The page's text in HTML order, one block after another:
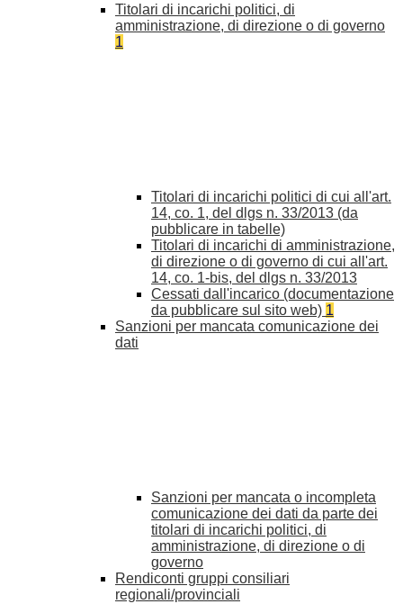
Titolari di incarichi politici, di
amministrazione, di direzione o di governo
1
Titolari di incarichi politici di cui all'art.
14, co. 1, del dlgs n. 33/2013 (da
pubblicare in tabelle)
Titolari di incarichi di amministrazione,
di direzione o di governo di cui all'art.
14, co. 1-bis, del dlgs n. 33/2013
Cessati dall'incarico (documentazione
da pubblicare sul sito web) 1
Sanzioni per mancata comunicazione dei
dati
Sanzioni per mancata o incompleta
comunicazione dei dati da parte dei
titolari di incarichi politici, di
amministrazione, di direzione o di
governo
Rendiconti gruppi consiliari
regionali/provinciali